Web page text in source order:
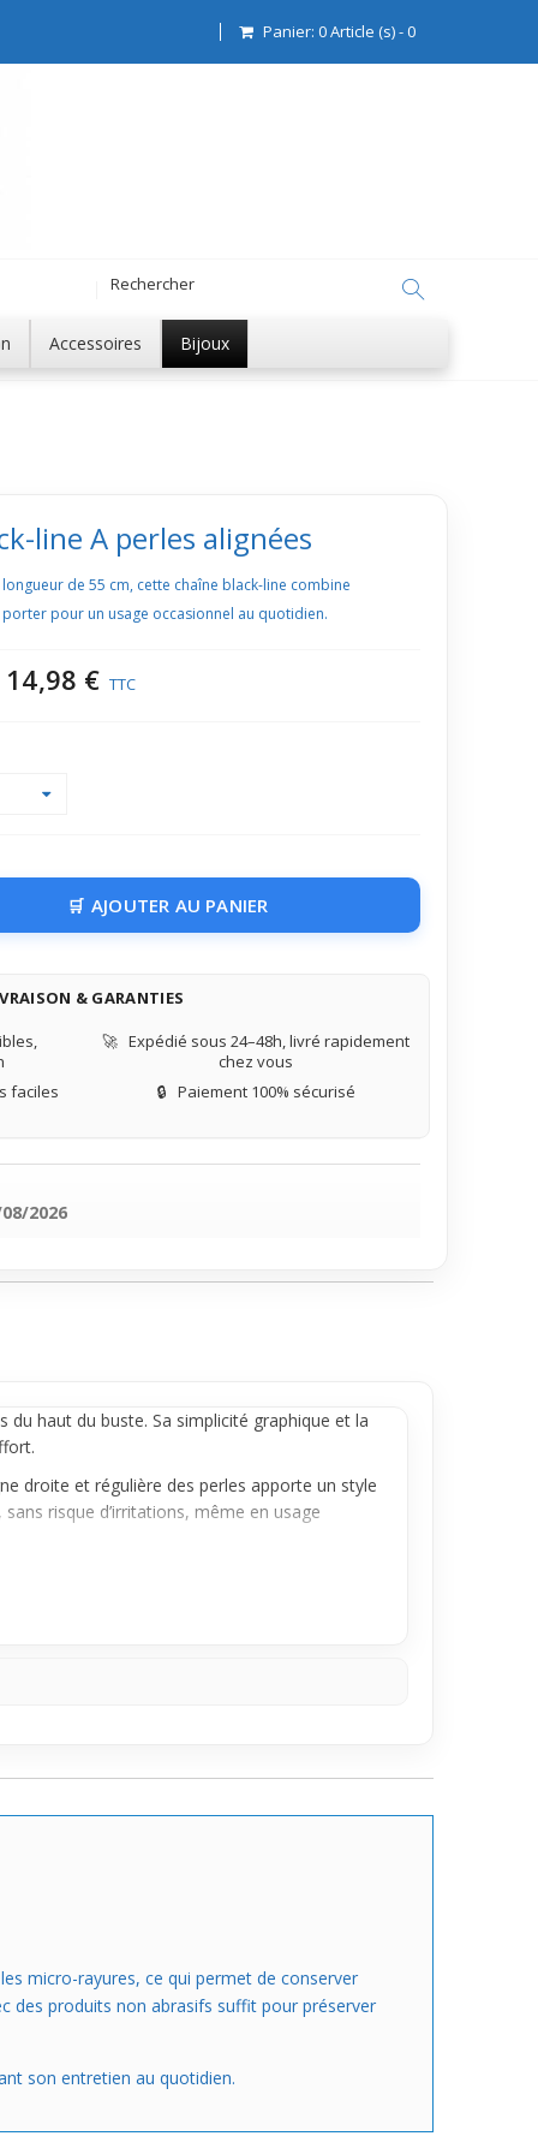
Panier: 0Article (s)-0
Accessoires Bijoux
line A perles alignées
de 55 cm, cette chaîne black-line combine
pour un usage occasionnel au quotidien.
14,98 € TTC
AJOUTER AU PANIER
& GARANTIES
🚀 Expédié sous 24–48h, livré rapidement
chez vous
faciles
🔒 Paiement 100% sécurisé
2026
haut du buste. Sa simplicité graphique et la
droite et régulière des perles apporte un style
risque d’irritations, même en usage
aisément sous une veste ou un pull pour
micro-rayures, ce qui permet de conserver
des produits non abrasifs suffit pour préserver
son entretien au quotidien.